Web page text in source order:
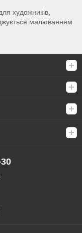
художників,
малюванням